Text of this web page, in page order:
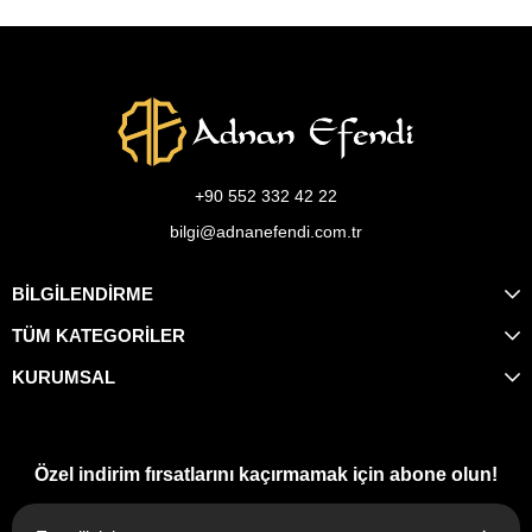
+90 552 332 42 22
bilgi@adnanefendi.com.tr
BİLGİLENDİRME
TÜM KATEGORİLER
KURUMSAL
Özel indirim fırsatlarını kaçırmamak için abone olun!